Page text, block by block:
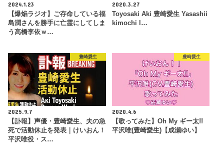
2024.1.23
【爆焔ラジオ】ご存命している福
島潤さんを勝手に亡霊にしてしま
う高橋李依ｗ…
2020.3.27
Toyosaki Aki 豊崎愛生 Yasashii
kimochi l…
豊崎愛生
2025.9.7
【訃報】声優・豊崎愛生、夫の急
死で活動休止を発表｜けいおん！
平沢唯役・ス…
豊崎愛生
2020.4.6
【歌ってみた】Oh My ギー太!!
平沢唯(豊崎愛生)【成瀬ゆい】